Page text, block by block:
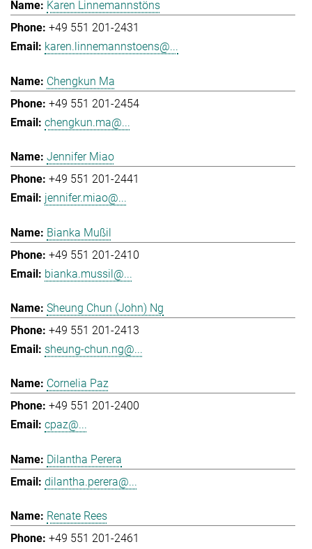
Karen Linnemannstöns
+49 551 201-2431
karen.linnemannstoens@...
Chengkun Ma
+49 551 201-2454
chengkun.ma@...
Jennifer Miao
+49 551 201-2441
jennifer.miao@...
Bianka Mußil
+49 551 201-2410
bianka.mussil@...
Sheung Chun (John) Ng
+49 551 201-2413
sheung-chun.ng@...
Cornelia Paz
+49 551 201-2400
cpaz@...
Dilantha Perera
dilantha.perera@...
Renate Rees
+49 551 201-2461